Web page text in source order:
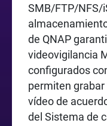
SMB/FTP/NFS/
de QNAP
videovigilancia
configurados
permiten
vídeo de
del Sistema de